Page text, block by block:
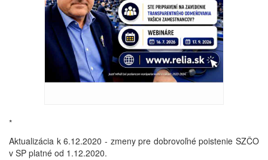
*
Aktualizácia k 6.12.2020 - zmeny pre dobrovoľné poistenie SZČO
v SP platné od 1.12.2020.